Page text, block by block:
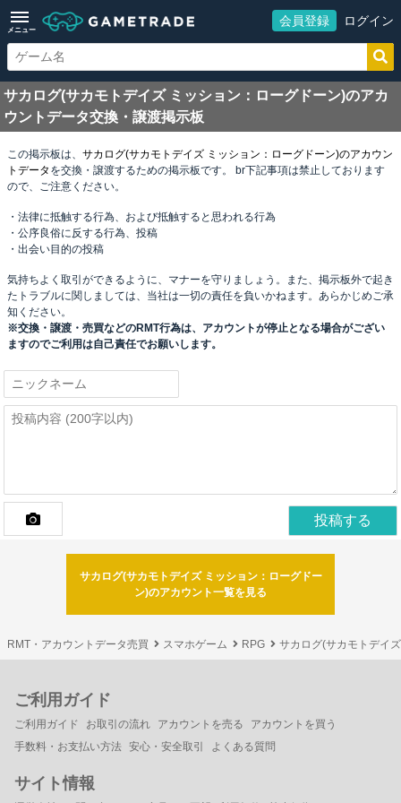
メニュー
会員登録 ログイン
サカログ(サカモトデイズ ミッション：ローグドーン)のアカ
ウントデータ交換・譲渡掲示板
この掲示板は、 サカログ(サカモトデイズ ミッション：ローグドーン)のアカウン
トデータ を交換・譲渡するための掲示板です。 br下記事項は禁止しております
ので、ご注意ください。
・法律に抵触する行為、および抵触すると思われる行為
・公序良俗に反する行為、投稿
・出会い目的の投稿
気持ちよく取引ができるように、マナーを守りましょう。また、掲示板外で起き
たトラブルに関しましては、当社は一切の責任を負いかねます。あらかじめご承
知ください。
※交換・譲渡・売買などのRMT行為は、アカウントが停止となる場合がござい
ますのでご利用は自己責任でお願いします。
サカログ(サカモトデイズ ミッション：ローグドー
ン)のアカウント一覧を見る
RMT・アカウントデータ売買 スマホゲーム RPG サカログ(サカモトデイ
ご利用ガイド
ご利用ガイド お取引の流れ アカウントを売る
アカウントを買う
手数料・お支払い方法 安心・安全取引 よくある質問
サイト情報